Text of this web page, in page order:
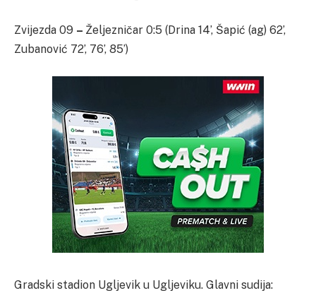
Zvijezda 09 – Željezničar 0:5 (Drina 14’, Šapić (ag) 62’,
Zubanović 72’, 76’, 85’)
Gradski stadion Ugljevik u Ugljeviku. Glavni sudija: